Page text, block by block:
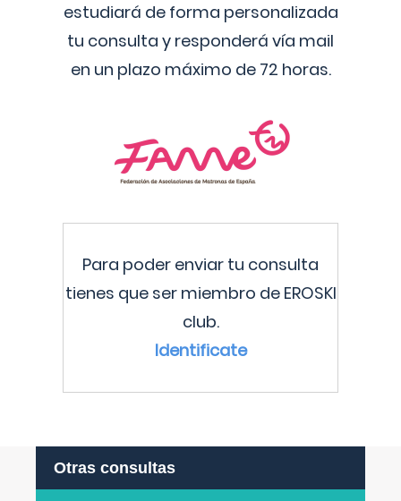
estudiará de forma personalizada
tu consulta y responderá vía mail
en un plazo máximo de 72 horas.
Para poder enviar tu consulta
tienes que ser miembro de EROSKI
club.
Identificate
Otras consultas